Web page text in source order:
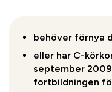
behöver förnya
eller har C-
september
fortbildningen